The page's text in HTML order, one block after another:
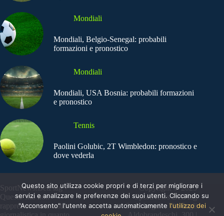
Mondiali
Mondiali, Belgio-Senegal: probabili
formazioni e pronostico
Mondiali
Mondiali, USA Bosnia: probabili formazioni
e pronostico
Tennis
Paolini Golubic, 2T Wimbledon: pronostico e
dove vederla
SportNews.BetFlag -
Questo sito non
rappresenta una testata
Copyright © 2025
SportNews BetFlag
Sede Legale: Via degli
Questo sito utilizza cookie propri e di terzi per migliorare i
servizi e analizzare le preferenze dei suoi utenti. Cliccando su
"Acconsento" l'utente accetta automaticamente l'utilizzo dei